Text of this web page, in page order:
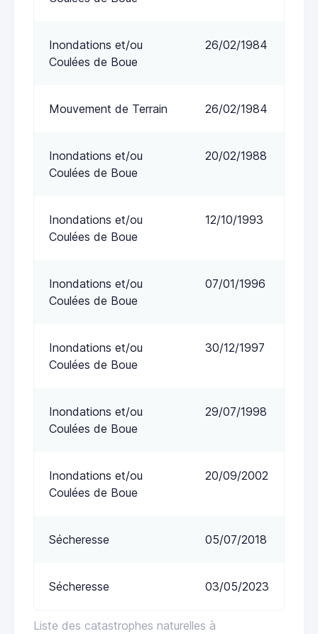
Liste des catastrophes naturelles à
Inondations et/ou
Coulées de Boue
26/02/1984
Mouvement de Terrain 26/02/1984
Inondations et/ou
Coulées de Boue
20/02/1988
Inondations et/ou
Coulées de Boue
12/10/1993
Inondations et/ou
Coulées de Boue
07/01/1996
Inondations et/ou
Coulées de Boue
30/12/1997
Inondations et/ou
Coulées de Boue
29/07/1998
Inondations et/ou
Coulées de Boue
20/09/2002
Sécheresse 05/07/2018
Sécheresse 03/05/2023